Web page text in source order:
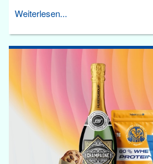
Weiterlesen...